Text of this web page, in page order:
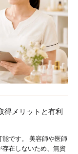
得メリットと有利
です。 美容師や医師
在しないため、無資